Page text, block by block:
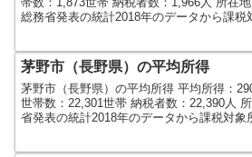
総務省発表の統計2018年のデータから課税
茅野市（長野県）の平均所得
茅野市（長野県）の平均所得 平均所得：
世帯数：22,301世帯 納税者数：22,390人
省発表の統計2018年のデータから課税対象